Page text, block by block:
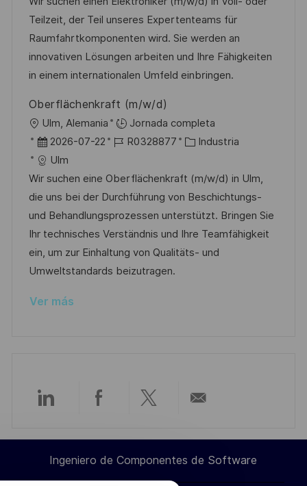
c
i
ó
n
a
c
i
ó
h
a
d
e
u
b
l
c
a
c
i
ó
n
e
e
m
p
e
o
e
g
o
r
Teilzeit, der Teil unseres Expertenteams für
Raumfahrtkomponenten wird. Sie werden an
innovativen Lösungen arbeiten und Ihre Fähigkeiten
in einem internationalen Umfeld einbringen.
Oberflächenkraft (m/w/d)
U
b
c
a
c
i
ó
n
Ulm, Alemania
Jornada completa
F
e
c
h
a
d
e
p
b
2026-07-22
I
d
e
e
m
p
R0328877
C
t
e
g
o
r
Industria
Ulm
Wir suchen eine Oberflächenkraft (m/w/d) in Ulm,
die uns bei der Durchführung von Beschichtungs-
und Behandlungsprozessen unterstützt. Bringen Sie
Ihr technisches Verständnis und Ihre Teamfähigkeit
ein, um zur Einhaltung von Qualitäts- und
Umweltstandards beizutragen.
Ver más
Compartir
a
través
Compartir
a
través
Compartir
a
través
por
correo
Ingeniero de Componentes de Software